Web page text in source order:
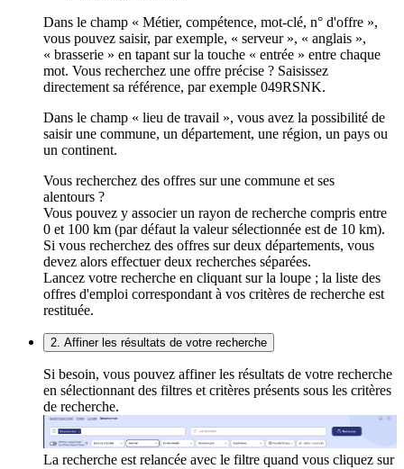
Dans le champ « Métier, compétence, mot-clé, n° d'offre »,
vous pouvez saisir, par exemple, « serveur », « anglais »,
« brasserie » en tapant sur la touche « entrée » entre chaque
mot. Vous recherchez une offre précise ? Saisissez
directement sa référence, par exemple 049RSNK.
Dans le champ « lieu de travail », vous avez la possibilité de
saisir une commune, un département, une région, un pays ou
un continent.
Vous recherchez des offres sur une commune et ses
alentours ?
Vous pouvez y associer un rayon de recherche compris entre
0 et 100 km (par défaut la valeur sélectionnée est de 10 km).
Si vous recherchez des offres sur deux départements, vous
devez alors effectuer deux recherches séparées.
Lancez votre recherche en cliquant sur la loupe ; la liste des
offres d'emploi correspondant à vos critères de recherche est
restituée.
2. Affiner les résultats de votre recherche
Si besoin, vous pouvez affiner les résultats de votre recherche
en sélectionnant des filtres et critères présents sous les critères
de recherche.
La recherche est relancée avec le filtre quand vous cliquez sur